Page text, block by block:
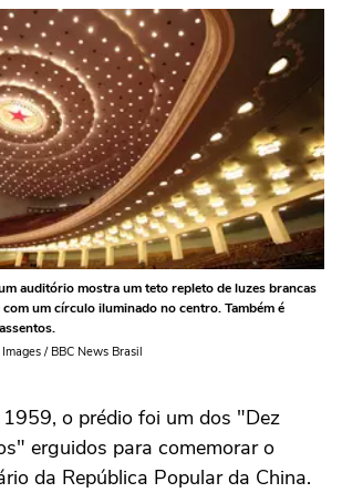
auditório mostra um teto repleto de luzes brancas
um círculo iluminado no centro. Também é
/ BBC News Brasil
o prédio foi um dos "Dez
erguidos para comemorar o
da República Popular da China.